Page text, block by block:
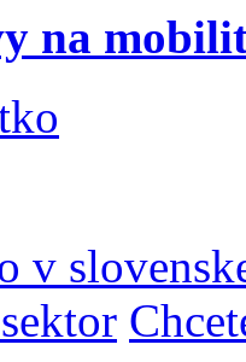
na
v